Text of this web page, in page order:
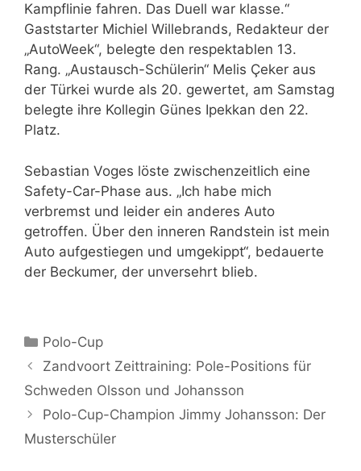
Kampflinie fahren. Das Duell war klasse.“
Gaststarter Michiel Willebrands, Redakteur der
„AutoWeek“, belegte den respektablen 13.
Rang. „Austausch-Schülerin“ Melis Çeker aus
der Türkei wurde als 20. gewertet, am Samstag
belegte ihre Kollegin Günes Ipekkan den 22.
Platz.
Sebastian Voges löste zwischenzeitlich eine
Safety-Car-Phase aus. „Ich habe mich
verbremst und leider ein anderes Auto
getroffen. Über den inneren Randstein ist mein
Auto aufgestiegen und umgekippt“, bedauerte
der Beckumer, der unversehrt blieb.
Kategorien
Polo-Cup
Zandvoort Zeittraining: Pole-Positions für
Schweden Olsson und Johansson
Polo-Cup-Champion Jimmy Johansson: Der
Musterschüler